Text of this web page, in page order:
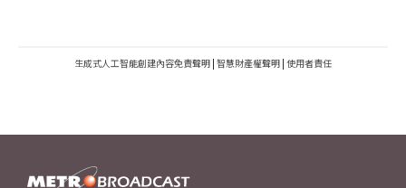
生成式人工智能創建內容免責聲明 | 智慧財產權聲明 | 使用者責任